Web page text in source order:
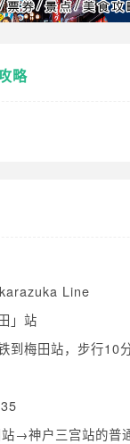
略
Line
」站
到梅田站，步行10
→神户三宫站的普